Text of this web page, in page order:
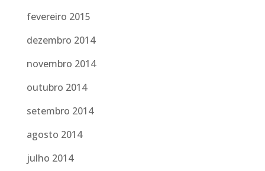
fevereiro 2015
dezembro 2014
novembro 2014
outubro 2014
setembro 2014
agosto 2014
julho 2014